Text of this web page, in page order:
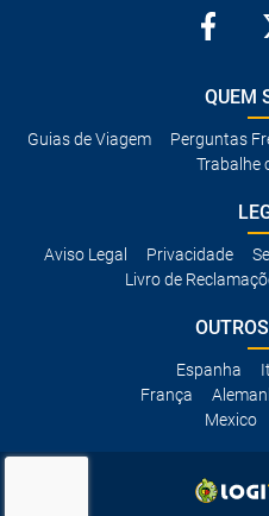
QUEM
Guias de Viagem Perguntas
Trabalhe
Aviso Legal Privacidade
Livro de
Espanha
França
Mexico